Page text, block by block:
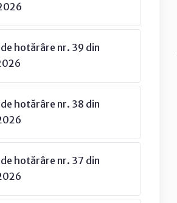
hotărâre nr. 39 din
hotărâre nr. 38 din
hotărâre nr. 37 din